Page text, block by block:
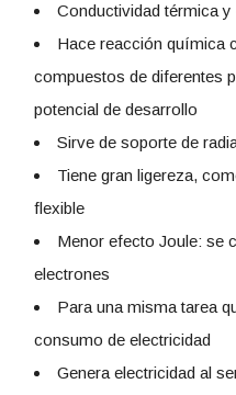
Conductividad térmica y
Hace reacción química
compuestos de diferentes
potencial de desarrollo
Sirve de soporte de
Tiene gran ligereza,
flexible
Menor efecto Joule: se
electrones
Para una misma tarea
consumo de electricidad
Genera electricidad al